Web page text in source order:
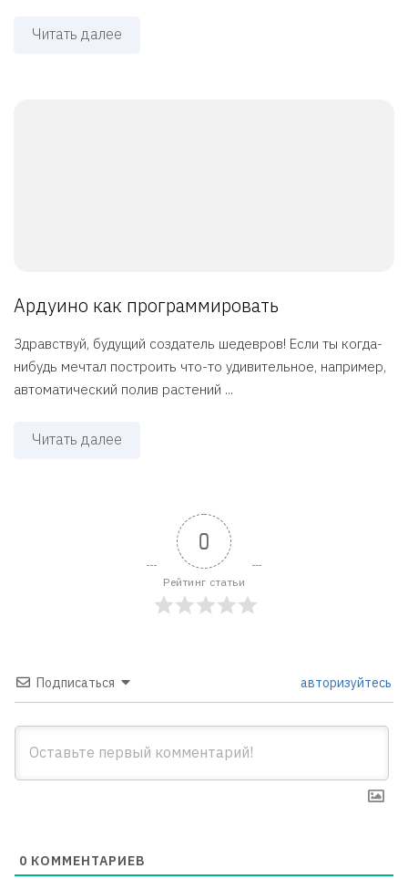
Читать далее
Ардуино как программировать
Здравствуй, будущий создатель шедевров! Если ты когда-
нибудь мечтал построить что-то удивительное, например,
автоматический полив растений ...
Читать далее
0
Рейтинг статьи
Подписаться авторизуйтесь
0 КОММЕНТАРИЕВ